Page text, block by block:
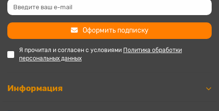
Оформить подписку
Я прочитал и согласен с условиями Политика обработки
персональных данных
Информация